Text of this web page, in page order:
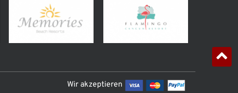
Wir akzeptieren